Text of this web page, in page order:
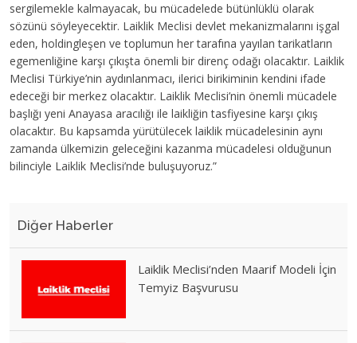
sergilemekle kalmayacak, bu mücadelede bütünlüklü olarak
sözünü söyleyecektir. Laiklik Meclisi devlet mekanizmalarını işgal
eden, holdingleşen ve toplumun her tarafına yayılan tarikatların
egemenliğine karşı çıkışta önemli bir direnç odağı olacaktır. Laiklik
Meclisi Türkiye’nin aydınlanmacı, ilerici birikiminin kendini ifade
edeceği bir merkez olacaktır. Laiklik Meclisi’nin önemli mücadele
başlığı yeni Anayasa aracılığı ile laikliğin tasfiyesine karşı çıkış
olacaktır. Bu kapsamda yürütülecek laiklik mücadelesinin aynı
zamanda ülkemizin geleceğini kazanma mücadelesi olduğunun
bilinciyle Laiklik Meclisi’nde buluşuyoruz.”
Diğer Haberler
Laiklik Meclisi’nden Maarif Modeli İçin
Temyiz Başvurusu